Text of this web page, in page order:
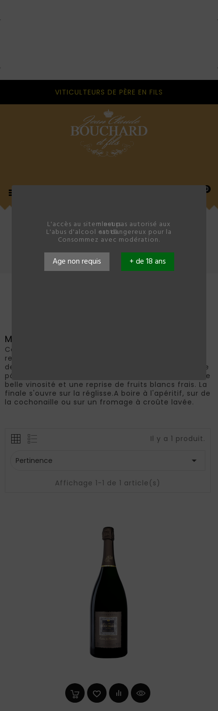
L'accès au site n'est pas autorisé aux mineurs.
L'abus d'alcool est dangereux pour la santé.
Consommez avec modération.
Age non requis + de 18 ans
VITICULTEURS DE PÈRE EN FILS
 0
Accueil
Les champagnes
magnum reserve
Magnum Reserve
Ce vin s'habille d'une jolie robe jaune dorée aux
reflets d'or/roses.Le nez est expressif sur des notes
de pomme cuite, de confiture de fraise et de crème
pâtissière.L'attaque en bouche est franche avec une
belle vinosité et une reprise de fruits blancs frais. La
finale s'ouvre sur la réglisse.A boire à l'apéritif, sur de
la cochonaille ou sur un fromage à croûte lavée.
Il y a 1 produit.
Pertinence 
Affichage 1-1 de 1 article(s)